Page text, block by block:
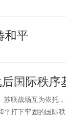
和平
国际秩序
苏联战场互为依托
平打下牢固的国际